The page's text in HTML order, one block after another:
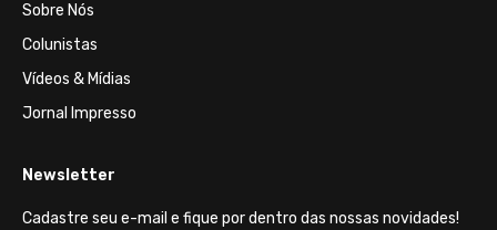
Sobre Nós
Colunistas
Vídeos & Mídias
Jornal Impresso
Newsletter
Cadastre seu e-mail e fique por dentro das nossas novidades!